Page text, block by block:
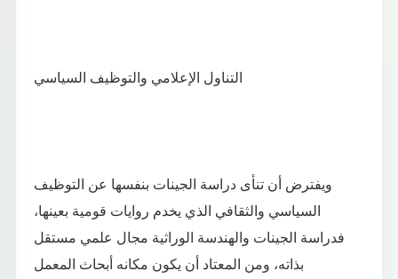
التناول الإعلامي والتوظيف السياسي
ويفترض أن تنأى دراسة الجينات بنفسها عن التوظيف
السياسي والثقافي الذي يخدم روايات قومية بعينها،
فدراسة الجينات والهندسة الوراثية مجال علمي مستقل
بذاته، ومن المعتاد أن يكون مكانه أبحاث المعمل